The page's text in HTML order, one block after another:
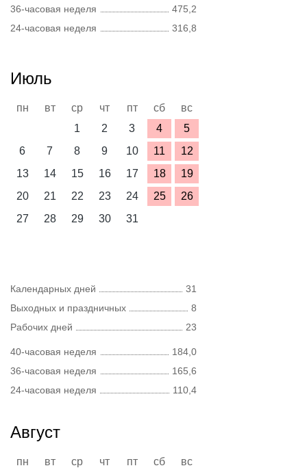
36-часовая неделя
475,2
24-часовая неделя
316,8
Июль
пн вт ср чт пт сб
вс
1
2 3 4
5
6
7 8 9 10 11
12
13
14 15 16 17 18
19
20
21 22 23 24 25
26
27
28 29 30 31
Календарных дней
31
Выходных и праздничных
8
Рабочих дней
23
40-часовая неделя
184,0
36-часовая неделя
165,6
24-часовая неделя
110,4
Август
пн вт ср чт пт сб
вс